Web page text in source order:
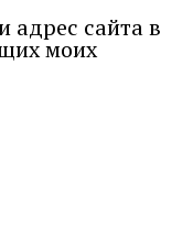
адрес сайта в
моих